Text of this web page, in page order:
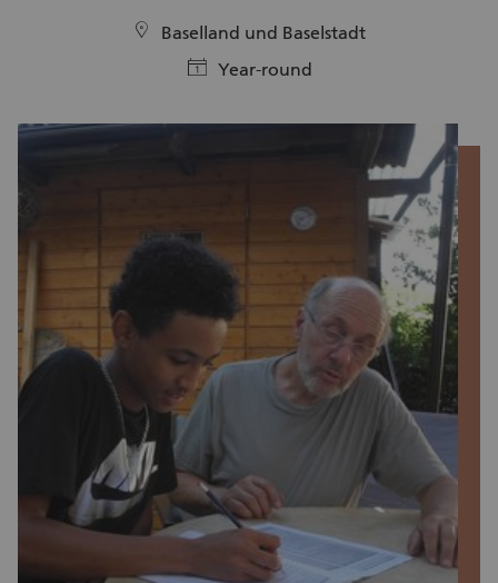
location Baselland und Baselstadt
calendar Year-round